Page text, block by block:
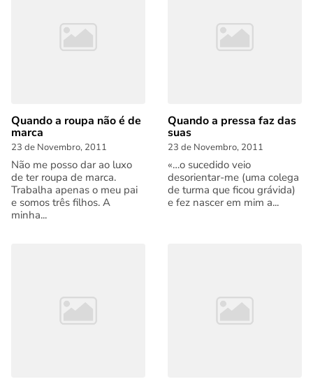
Quando a roupa não é de
marca
23 de Novembro, 2011
Não me posso dar ao luxo
de ter roupa de marca.
Trabalha apenas o meu pai
e somos três filhos. A
minha...
Quando a pressa faz das
suas
23 de Novembro, 2011
«…o sucedido veio
desorientar-me (uma colega
de turma que ficou grávida)
e fez nascer em mim a...